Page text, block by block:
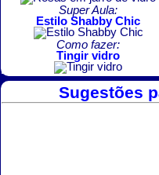
Super Aula:
Estilo Shabby Chic
Como fazer:
Tingir vidro
Sugestões